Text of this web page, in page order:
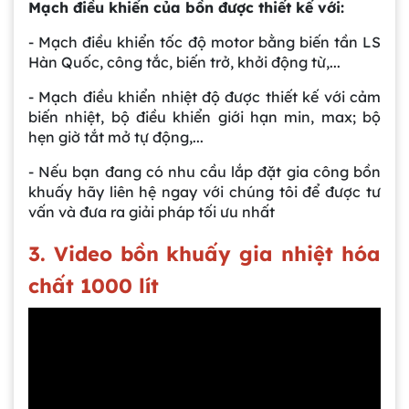
Mạch điều khiển của bồn được thiết kế với:
- Mạch điều khiển tốc độ motor bằng biến tần LS
Hàn Quốc, công tắc, biến trở, khởi động từ,...
- Mạch điều khiển nhiệt độ được thiết kế với cảm
biến nhiệt, bộ điều khiển giới hạn min, max; bộ
hẹn giờ tắt mở tự động,...
- Nếu bạn đang có nhu cầu lắp đặt gia công bồn
khuấy hãy liên hệ ngay với chúng tôi để được tư
vấn và đưa ra giải pháp tối ưu nhất
3. Video bồn khuấy gia nhiệt hóa
chất 1000 lít
Gia công bồn khuấy, silo chứa nguyên liệu
Bồn khuấy công nghiệp là gì? Ứng dụng, cấu
Bồn Khuấy Phụ Gia Sơn - Giải Pháp Tối Ưu
Dự án máy khuấy trộn bồn bể công nghiệp